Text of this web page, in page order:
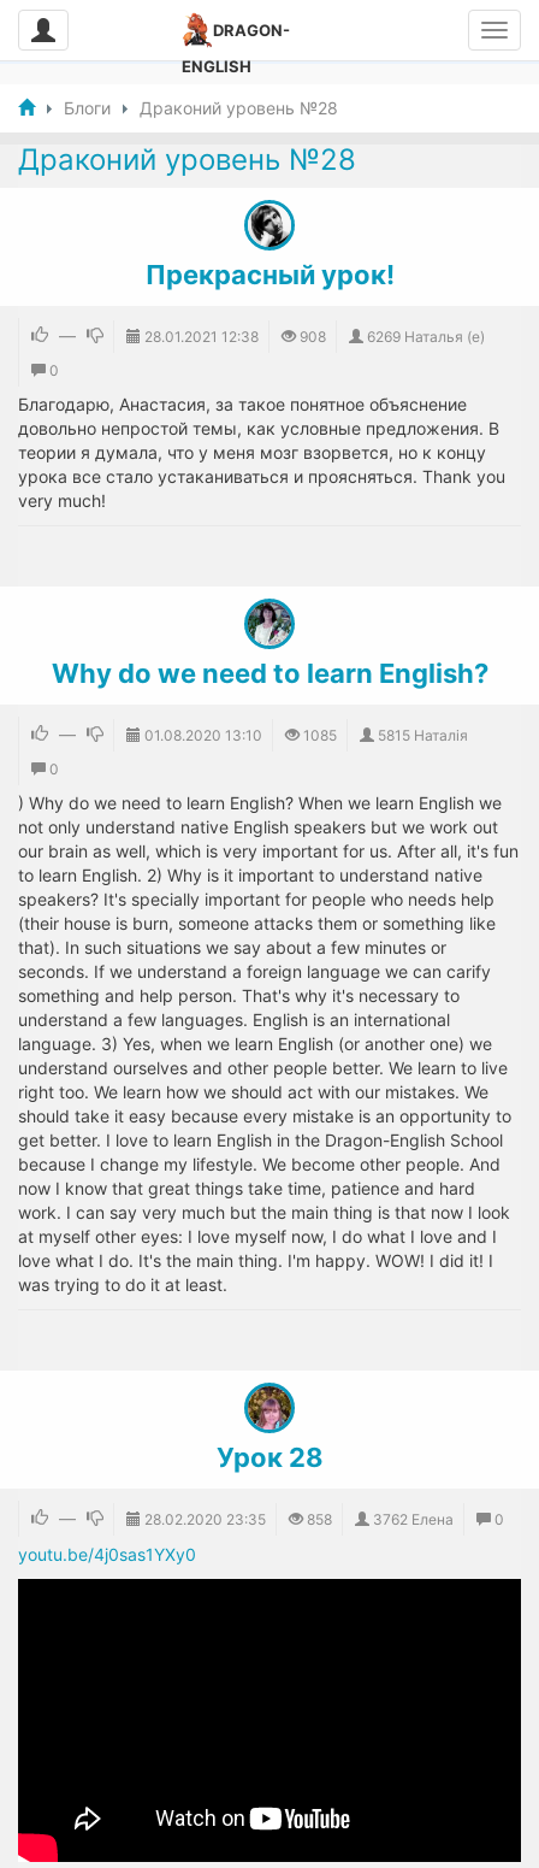
DRAGON-
ENGLISH
Блоги Драконий уровень №28
Драконий уровень №28
Прекрасный урок!
— 28.01.2021 12:38 908
6269 Наталья (e)
0
Благодарю, Анастасия, за такое понятное объяснение
довольно непростой темы, как условные предложения. В
теории я думала, что у меня мозг взорвется, но к концу
урока все стало устаканиваться и проясняться. Thank you
very much!
Why do we need to learn English?
— 01.08.2020 13:10 1085
5815 Наталія
0
) Why do we need to learn English? When we learn English we
not only understand native English speakers but we work out
our brain as well, which is very important for us. After all, it's fun
to learn English. 2) Why is it important to understand native
speakers? It's specially important for people who needs help
(their house is burn, someone attacks them or something like
that). In such situations we say about a few minutes or
seconds. If we understand a foreign language we can carify
something and help person. That's why it's necessary to
understand a few languages. English is an international
language. 3) Yes, when we learn English (or another one) we
understand ourselves and other people better. We learn to live
right too. We learn how we should act with our mistakes. We
should take it easy because every mistake is an opportunity to
get better. I love to learn English in the Dragon-English School
because I change my lifestyle. We become other people. And
now I know that great things take time, patience and hard
work. I can say very much but the main thing is that now I look
at myself other eyes: I love myself now, I do what I love and I
love what I do. It's the main thing. I'm happy. WOW! I did it! I
was trying to do it at least.
Урок 28
— 28.02.2020 23:35 858 3762 Елена 0
youtu.be/4j0sas1YXy0